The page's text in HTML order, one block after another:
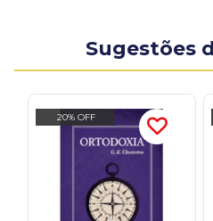
Sugestões
20% OFF